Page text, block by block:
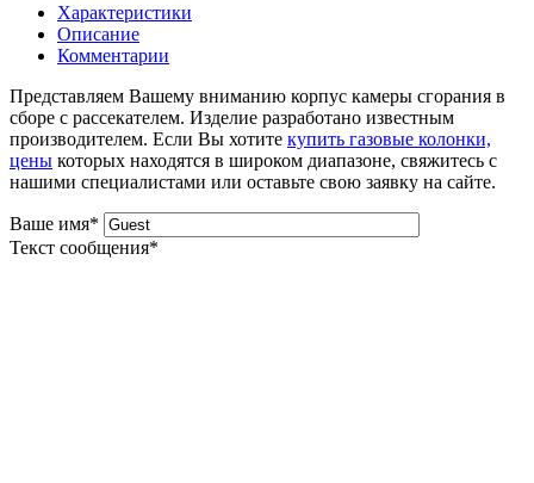
Характеристики
Описание
Комментарии
Представляем Вашему вниманию корпус камеры сгорания в
сборе с рассекателем. Изделие разработано известным
производителем. Если Вы хотите купить газовые колонки,
цены которых находятся в широком диапазоне, свяжитесь с
нашими специалистами или оставьте свою заявку на сайте.
Ваше имя*
Текст сообщения*